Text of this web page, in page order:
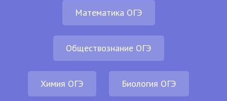
Математика ОГЭ
Обществознание ОГЭ
Химия ОГЭ Биология ОГЭ